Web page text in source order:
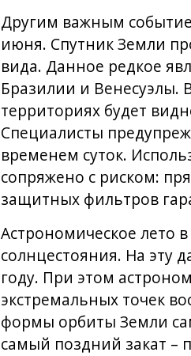
Другим важным
июня. Спутник Земли
вида. Данное редкое
Бразилии и Венесуэлы.
территориях будет
Специалисты
временем суток.
сопряжено с риском:
защитных фильтров
Астрономическое лето
солнцестояния. На эту
году. При этом
экстремальных точек
формы орбиты Земли
самый поздний закат –